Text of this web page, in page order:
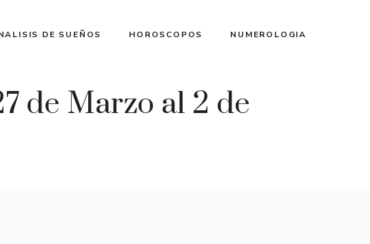
DE SUEÑOS HOROSCOPOS NUMEROLOGIA
de Marzo al 2 de